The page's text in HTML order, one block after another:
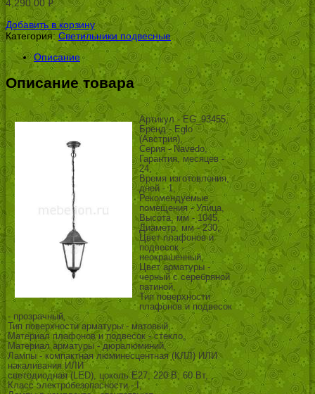
4,290.00 Р
УБ.
Добавить в корзину
Категория: Светильники подвесные.
Описание
Описание товара
Артикул - EG_93455,
Бренд - Eglo
(Австрия),
Серия - Navedo,
Гарантия, месяцев -
24,
Время изготовления,
дней - 1,
Рекомендуемые
помещения - Улица,
Высота, мм - 1045,
Диаметр, мм - 230,
Цвет плафонов и
подвесок -
неокрашенный,
Цвет арматуры -
черный с серебряной
патиной,
Тип поверхности
плафонов и подвесок
- прозрачный,
Тип поверхности арматуры - матовый,
Материал плафонов и подвесок - стекло,
Материал арматуры - дюралюминий,
Лампы - компактная люминесцентная (КЛЛ) ИЛИ
накаливания ИЛИ
светодиодная (LED), цоколь E27; 220 В; 60 Вт, ,
Класс электробезопасности - I,